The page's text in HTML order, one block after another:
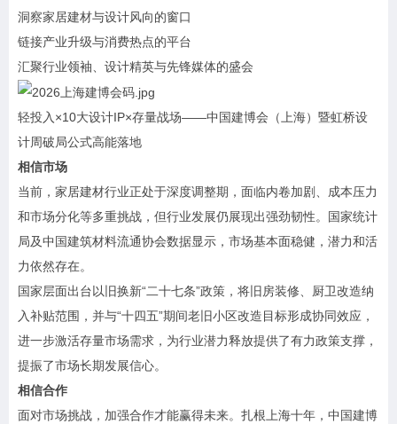
洞察家居建材与设计风向的窗口
链接产业升级与消费热点的平台
汇聚行业领袖、设计精英与先锋媒体的盛会
轻投入×10大设计IP×存量战场——中国建博会（上海）暨虹桥设
计周破局公式高能落地
相信市场
当前，家居建材行业正处于深度调整期，面临内卷加剧、成本压力
和市场分化等多重挑战，但行业发展仍展现出强劲韧性。国家统计
局及中国建筑材料流通协会数据显示，市场基本面稳健，潜力和活
力依然存在。
国家层面出台以旧换新“二十七条”政策，将旧房装修、厨卫改造纳
入补贴范围，并与“十四五”期间老旧小区改造目标形成协同效应，
进一步激活存量市场需求，为行业潜力释放提供了有力政策支撑，
提振了市场长期发展信心。
相信合作
面对市场挑战，加强合作才能赢得未来。 扎根上海十年，中国建博